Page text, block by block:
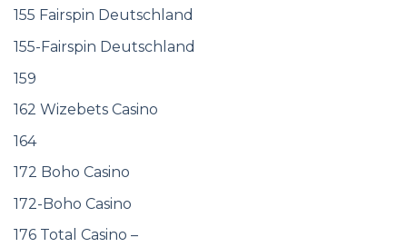
155 Fairspin Deutschland
155-Fairspin Deutschland
159
162 Wizebets Casino
164
172 Boho Casino
172-Boho Casino
176 Total Casino –